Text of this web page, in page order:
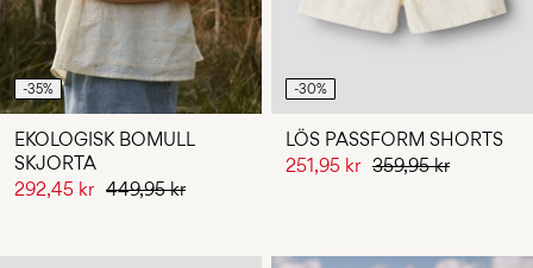
-35%
EKOLOGISK BOMULL
SKJORTA
292,45 kr 449,95 kr
-30%
LÖS PASSFORM SHORTS
251,95 kr 359,95 kr